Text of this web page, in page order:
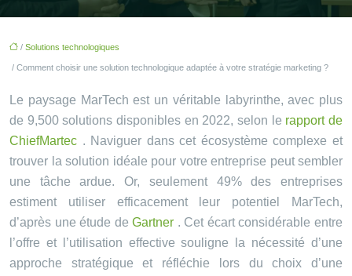
/ Solutions technologiques
/ Comment choisir une solution technologique adaptée à votre stratégie marketing ?
Le paysage MarTech est un véritable labyrinthe, avec plus
de 9,500 solutions disponibles en 2022, selon le rapport de
ChiefMartec . Naviguer dans cet écosystème complexe et
trouver la solution idéale pour votre entreprise peut sembler
une tâche ardue. Or, seulement 49% des entreprises
estiment utiliser efficacement leur potentiel MarTech,
d’après une étude deGartner . Cet écart considérable entre
l’offre et l’utilisation effective souligne la nécessité d’une
approche stratégique et réfléchie lors du choix d’une